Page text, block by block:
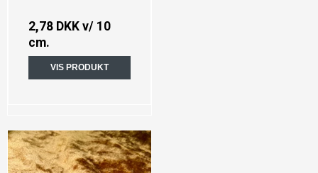
2,78 DKK v/ 10
cm.
VIS PRODUKT